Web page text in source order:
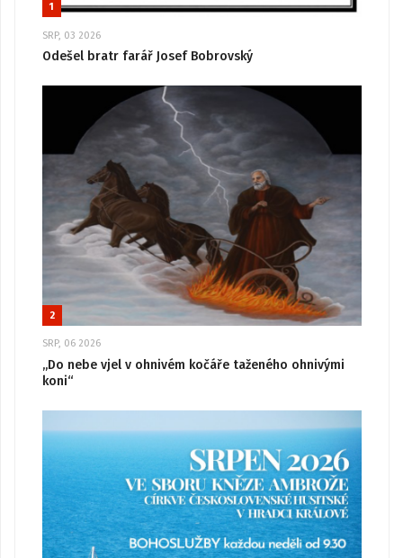
1
SRP, 03 2026
Odešel bratr farář Josef Bobrovský
2
SRP, 06 2026
„Do nebe vjel v ohnivém kočáře taženého ohnivými
koni“